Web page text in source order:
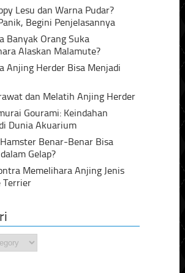
Lesu dan Warna Pudar?
Begini Penjelasannya
Banyak Orang Suka
Alaskan Malamute?
Anjing Herder Bisa Menjadi
dan Melatih Anjing Herder
Gourami: Keindahan
Dunia Akuarium
Benar-Benar Bisa
Gelap?
Memelihara Anjing Jenis
Terrier